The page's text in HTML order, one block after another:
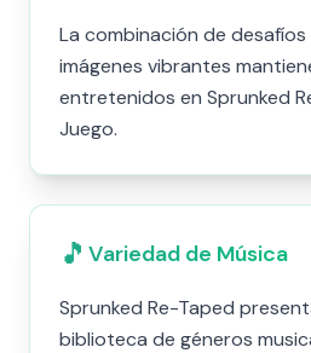
La combinación de
imágenes vibrantes
entretenidos en Sprunked
Juego.
🎵 Variedad de Música
Sprunked Re-Taped
biblioteca de géneros